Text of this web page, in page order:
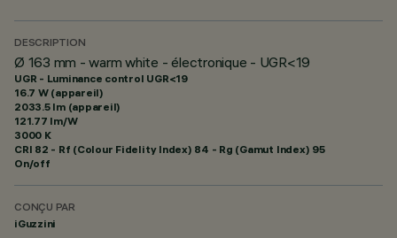
DESCRIPTION
Ø 163 mm - warm white - électronique - UGR<19
UGR - Luminance control UGR<19
16.7 W (appareil)
2033.5 lm (appareil)
121.77 lm/W
3000 K
CRI 82 - Rf (Colour Fidelity Index) 84 - Rg (Gamut Index) 95
On/off
CONÇU PAR
iGuzzini